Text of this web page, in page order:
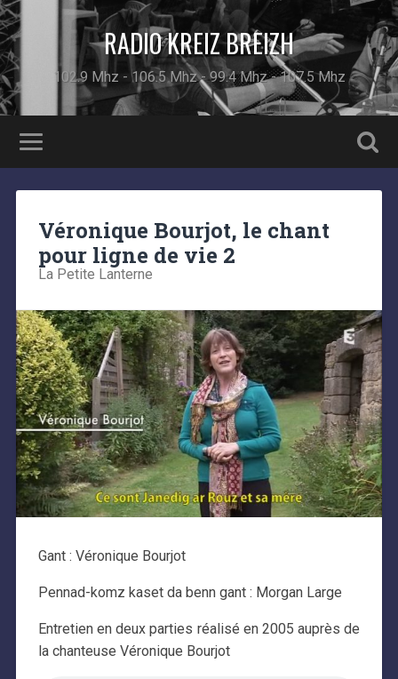
RADIO KREIZ BREIZH
102.9 Mhz - 106.5 Mhz - 99.4 Mhz - 107.5 Mhz
Véronique Bourjot, le chant
pour ligne de vie 2
La Petite Lanterne
Gant : Véronique Bourjot
Pennad-komz kaset da benn gant : Morgan Large
Entretien en deux parties réalisé en 2005 auprès de
la chanteuse Véronique Bourjot